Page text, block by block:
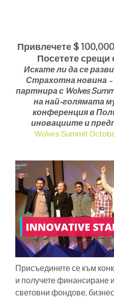
Привлечете $
Посетете срещи
Искате ли да се
Страхотна новина –
партнира с Wolves
на най-голямата
конференция в
иновациите и
Wolves Summit
Присъединете се към
и получете финансиране
световни фондове,